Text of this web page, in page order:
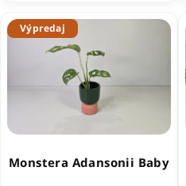
Výpredaj
Monstera Adansonii Baby